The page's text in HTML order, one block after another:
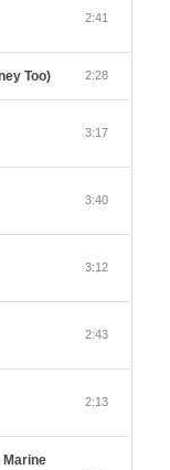
2:41
Too) 2:28
3:17
3:40
3:12
2:43
2:13
Marine